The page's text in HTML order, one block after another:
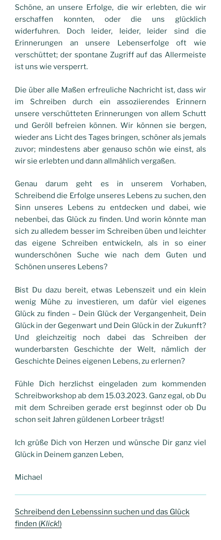
Schöne, an unsere Erfolge, die wir erlebten, die wir
erschaffen konnten, oder die uns glücklich
widerfuhren. Doch leider, leider, leider sind die
Erinnerungen an unsere Lebenserfolge oft wie
verschüttet; der spontane Zugriff auf das Allermeiste
ist uns wie versperrt.
Die über alle Maßen erfreuliche Nachricht ist, dass wir
im Schreiben durch ein assoziierendes Erinnern
unsere verschütteten Erinnerungen von allem Schutt
und Geröll befreien können. Wir können sie bergen,
wieder ans Licht des Tages bringen, schöner als jemals
zuvor; mindestens aber genauso schön wie einst, als
wir sie erlebten und dann allmählich vergaßen.
Genau darum geht es in unserem Vorhaben,
Schreibend die Erfolge unseres Lebens zu suchen, den
Sinn unseres Lebens zu entdecken und dabei, wie
nebenbei, das Glück zu finden. Und worin könnte man
sich zu alledem besser im Schreiben üben und leichter
das eigene Schreiben entwickeln, als in so einer
wunderschönen Suche wie nach dem Guten und
Schönen unseres Lebens?
Bist Du dazu bereit, etwas Lebenszeit und ein klein
wenig Mühe zu investieren, um dafür viel eigenes
Glück zu finden – Dein Glück der Vergangenheit, Dein
Glück in der Gegenwart und Dein Glück in der Zukunft?
Und gleichzeitig noch dabei das Schreiben der
wunderbarsten Geschichte der Welt, nämlich der
Geschichte Deines eigenen Lebens, zu erlernen?
Fühle Dich herzlichst eingeladen zum kommenden
Schreibworkshop ab dem 15.03.2023. Ganz egal, ob Du
mit dem Schreiben gerade erst beginnst oder ob Du
schon seit Jahren güldenen Lorbeer trägst!
Ich grüße Dich von Herzen und wünsche Dir ganz viel
Glück in Deinem ganzen Leben,
Michael
Schreibend den Lebenssinn suchen und das Glück
finden (Klick!)